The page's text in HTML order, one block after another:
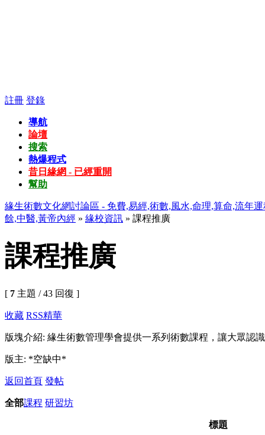
註冊 登錄
導航
論壇
搜索
熱爆程式
昔日緣網 - 已經重開
幫助
緣生術數文化網討論區 - 免費,易經,術數,風水,命理,算命,流年
餘,中醫,黃帝內經 » 緣校資訊 » 課程推廣
課程推廣
[ 7 主題 / 43 回復 ]
收藏 RSS精華
版塊介紹: 緣生術數管理學會提供一系列術數課程，讓大眾認
版主: *空缺中*
返回首頁 發帖
全部課程 研習坊
標題